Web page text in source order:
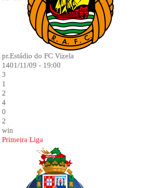
pr.Estádio do FC Vizela
1401/11/09 - 19:00
3
1
2
4
0
2
win
Primeira Liga